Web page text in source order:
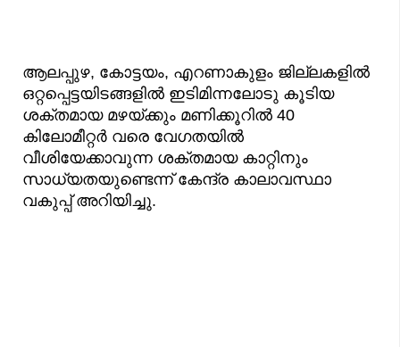
ആലപ്പുഴ, കോട്ടയം, എറണാകുളം ജില്ലകളിൽ
ഒറ്റപ്പെട്ടയിടങ്ങളിൽ ഇടിമിന്നലോടു കൂടിയ
ശക്തമായ മഴയ്ക്കും മണിക്കൂറിൽ 40
കിലോമീറ്റർ വരെ വേഗതയിൽ
വീശിയേക്കാവുന്ന ശക്തമായ കാറ്റിനും
സാധ്യതയുണ്ടെന്ന് കേന്ദ്ര കാലാവസ്ഥാ
വകുപ്പ് അറിയിച്ചു.